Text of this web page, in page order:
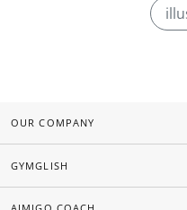
OUR COMPANY
GYMGLISH